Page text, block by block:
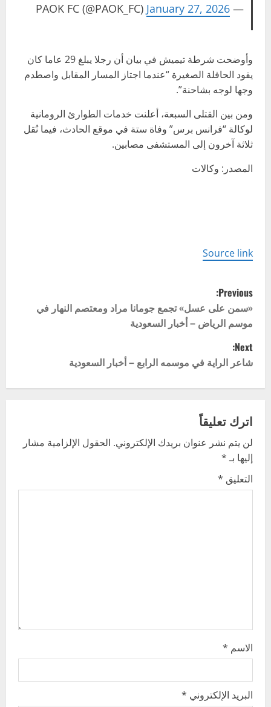
— PAOK FC (@PAOK_FC)
January 27, 2026
وأوضحت شرطة تيميش في بيان أن رجلا يبلغ 29 عاما كان
يقود الحافلة الصغيرة “عندما اجتاز المسار المقابل واصطدم
وجها لوجه بشاحنة”.
ومن بين القتلى السبعة، أعلنت خدمات الطوارئ الرومانية
لوكالة “فرانس برس” وفاة ستة في موقع الحادث، فيما نُقل
ثلاثة آخرون إلى المستشفى مصابين.
المصدر: وكالات
Source link
P
o
s
t
n
a
v
i
g
Previous:
«سمن على عسل» تجمع جومانا مراد ومعتصم النهار في
موسم الرياض – أخبار السعودية
Next:
شاعر الراية في موسمه الرابع – أخبار السعودية
اترك تعليقاً
لن يتم نشر عنوان بريدك الإلكتروني. الحقول الإلزامية مشار
إليها بـ*
التعليق *
الاسم *
البريد الإلكتروني *